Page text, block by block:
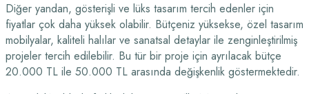
Diğer yandan, gösterişli ve lüks tasarım tercih edenler için
fiyatlar çok daha yüksek olabilir. Bütçeniz yüksekse, özel tasarım
mobilyalar, kaliteli halılar ve sanatsal detaylar ile zenginleştirilmiş
projeler tercih edilebilir. Bu tür bir proje için ayrılacak bütçe
20.000 TL ile 50.000 TL arasında değişkenlik göstermektedir.